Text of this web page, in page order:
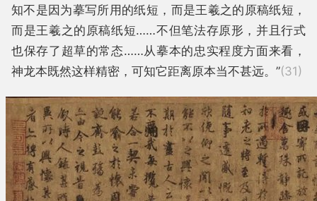
知不是因为摹写所用的纸短，而是王羲之的原稿纸短，
而是王羲之的原稿纸短……不但笔法存原形，并且行式
也保存了超草的常态……从摹本的忠实程度方面来看，
神龙本既然这样精密，可知它距离原本当不甚远。”(31)